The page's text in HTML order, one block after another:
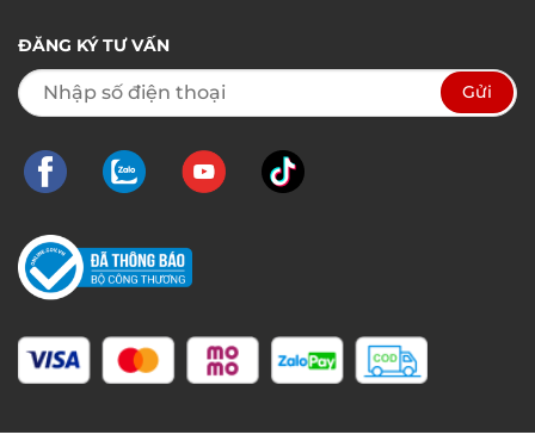
ĐĂNG KÝ TƯ VẤN